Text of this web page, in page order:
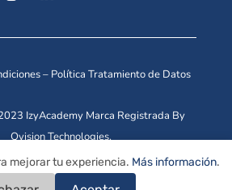
– Política Tratamiento de Datos
IzyAcademy Marca Registrada By
Qvision Technologies.
mejorar tu experiencia. Más información.